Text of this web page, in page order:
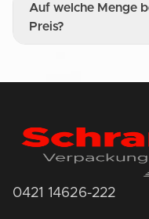
Auf welche Menge
Preis?
0421 14626-222